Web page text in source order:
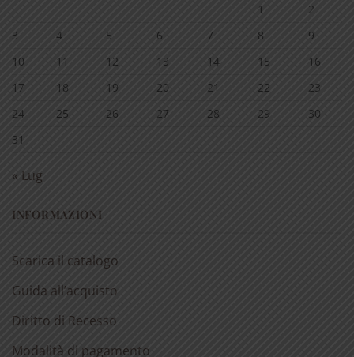
1
2
3
4 5 6 7 8
9
10
11 12 13 14 15
16
17
18 19 20 21 22
23
24
25 26 27 28 29
30
31
« Lug
INFORMAZIONI
Scarica il catalogo
Guida all’acquisto
Diritto di Recesso
Modalità di pagamento